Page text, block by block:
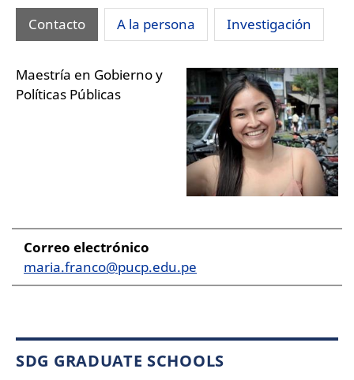
Contacto A la persona Investigación
Maestría en Gobierno y
Políticas Públicas
Correo electrónico
maria.franco@pucp.edu.pe
SDG GRADUATE SCHOOLS